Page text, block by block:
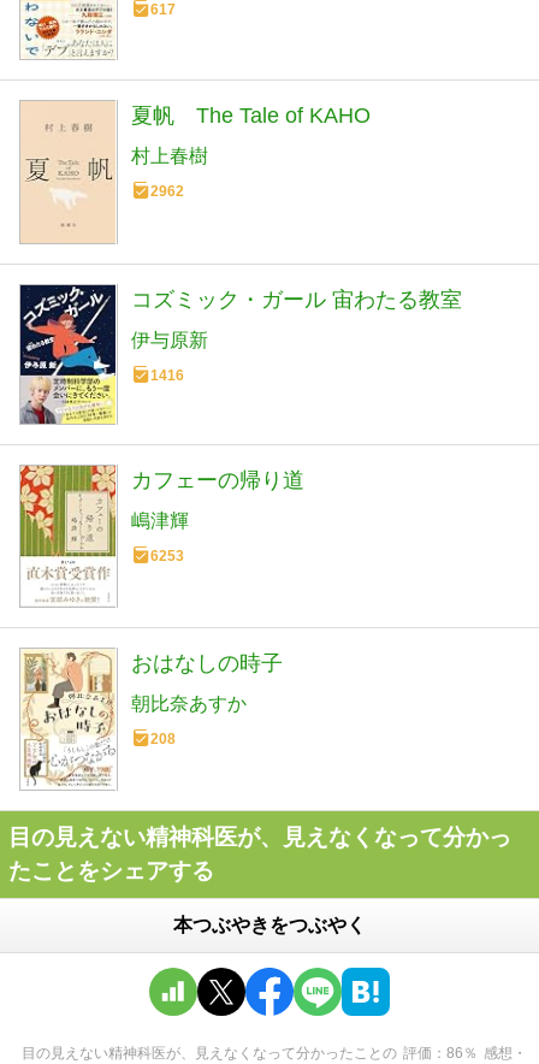
617
夏帆 The Tale of KAHO
村上春樹
2962
コズミック・ガール 宙わたる教室
伊与原新
1416
カフェーの帰り道
嶋津輝
6253
おはなしの時子
朝比奈あすか
208
目の見えない精神科医が、見えなくなって分かっ
たことをシェアする
本つぶやきをつぶやく
目の見えない精神科医が、見えなくなって分かったこと の 評価 86 ％ 感想・